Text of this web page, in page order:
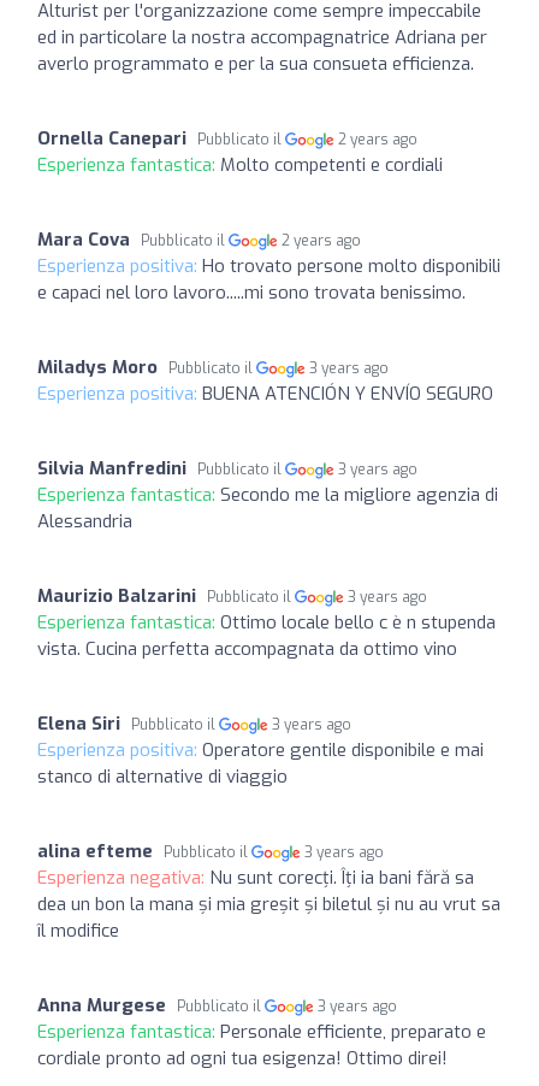
Alturist per l'organizzazione come sempre impeccabile
ed in particolare la nostra accompagnatrice Adriana per
averlo programmato e per la sua consueta efficienza.
Ornella Canepari Pubblicato il 2 years ago
Esperienza fantastica: Molto competenti e cordiali
Mara Cova Pubblicato il 2 years ago
Esperienza positiva: Ho trovato persone molto disponibili
e capaci nel loro lavoro.....mi sono trovata benissimo.
Miladys Moro Pubblicato il 3 years ago
Esperienza positiva: BUENA ATENCIÓN Y ENVÍO SEGURO
Silvia Manfredini Pubblicato il 3 years ago
Esperienza fantastica: Secondo me la migliore agenzia di
Alessandria
Maurizio Balzarini Pubblicato il 3 years ago
Esperienza fantastica: Ottimo locale bello c è n stupenda
vista. Cucina perfetta accompagnata da ottimo vino
Elena Siri Pubblicato il 3 years ago
Esperienza positiva: Operatore gentile disponibile e mai
stanco di alternative di viaggio
alina efteme Pubblicato il 3 years ago
Esperienza negativa: Nu sunt corecți. Îți ia bani fără sa
dea un bon la mana și mia greșit și biletul și nu au vrut sa
îl modifice
Anna Murgese Pubblicato il 3 years ago
Esperienza fantastica: Personale efficiente, preparato e
cordiale pronto ad ogni tua esigenza! Ottimo direi!